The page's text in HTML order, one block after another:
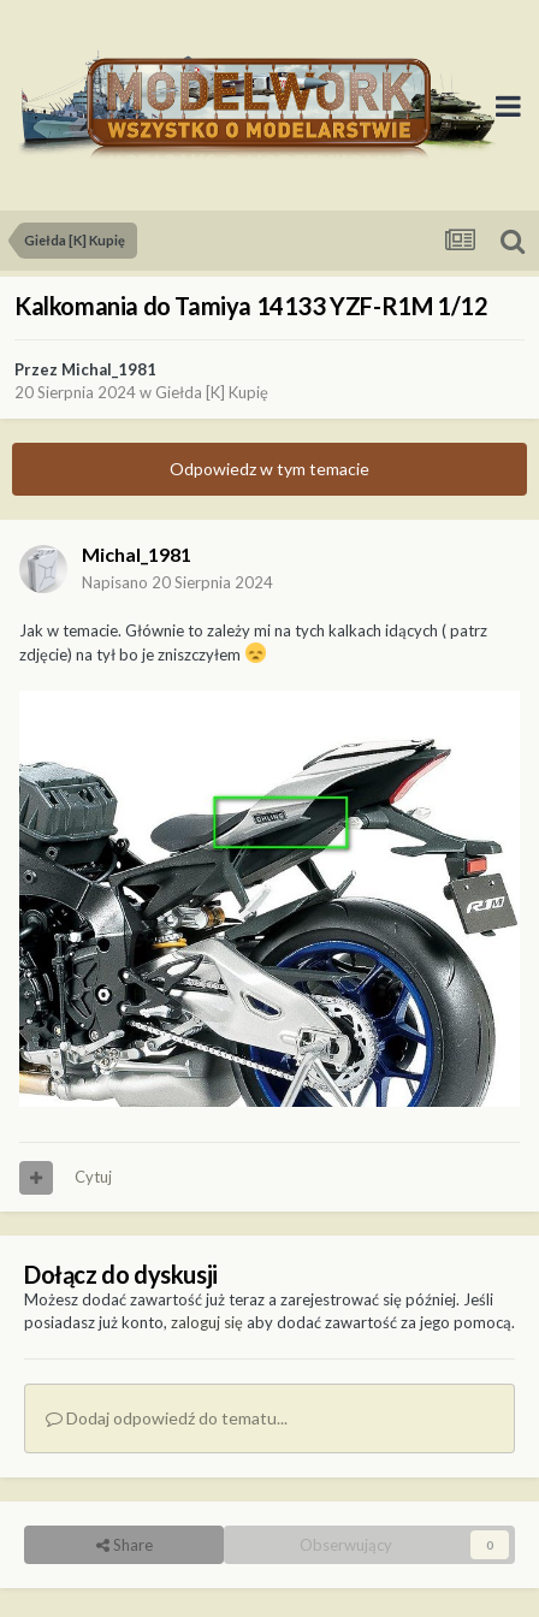
Giełda [K] Kupię
Kalkomania do Tamiya 14133 YZF-R1M 1/12
Przez Michal_1981
20 Sierpnia 2024w Giełda [K] Kupię
Odpowiedz w tym temacie
Michal_1981
Napisano 20 Sierpnia 2024
Jak w temacie. Głównie to zależy mi na tych kalkach idących ( patrz
zdjęcie) na tył bo je zniszczyłem
Cytuj
Dołącz do dyskusji
Możesz dodać zawartość już teraz a zarejestrować się później. Jeśli
posiadasz już konto, zaloguj sięaby dodać zawartość za jego pomocą.
Dodaj odpowiedź do tematu...
Share Obserwujący 0